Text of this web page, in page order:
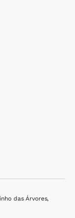
das Árvores,